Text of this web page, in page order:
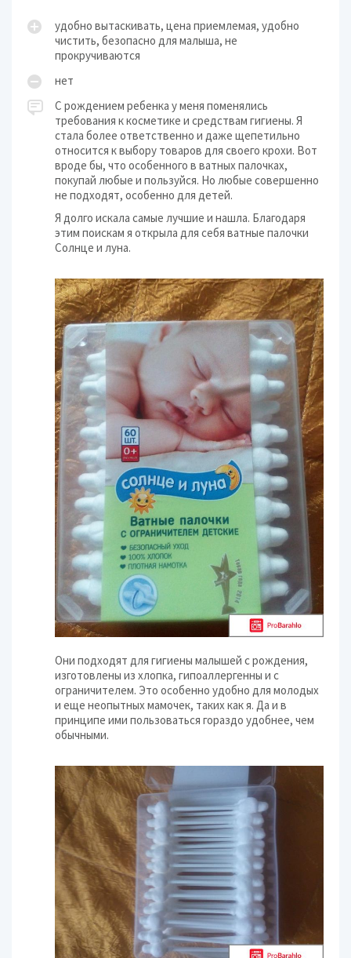
удобно вытаскивать, цена приемлемая, удобно
чистить, безопасно для малыша, не
прокручиваются
нет
С рождением ребенка у меня поменялись
требования к косметике и средствам гигиены. Я
стала более ответственно и даже щепетильно
относится к выбору товаров для своего крохи. Вот
вроде бы, что особенного в ватных палочках,
покупай любые и пользуйся. Но любые совершенно
не подходят, особенно для детей.
Я долго искала самые лучшие и нашла. Благодаря
этим поискам я открыла для себя ватные палочки
Солнце и луна.
Они подходят для гигиены малышей с рождения,
изготовлены из хлопка, гипоаллергенны и с
ограничителем. Это особенно удобно для молодых
и еще неопытных мамочек, таких как я. Да и в
принципе ими пользоваться гораздо удобнее, чем
обычными.